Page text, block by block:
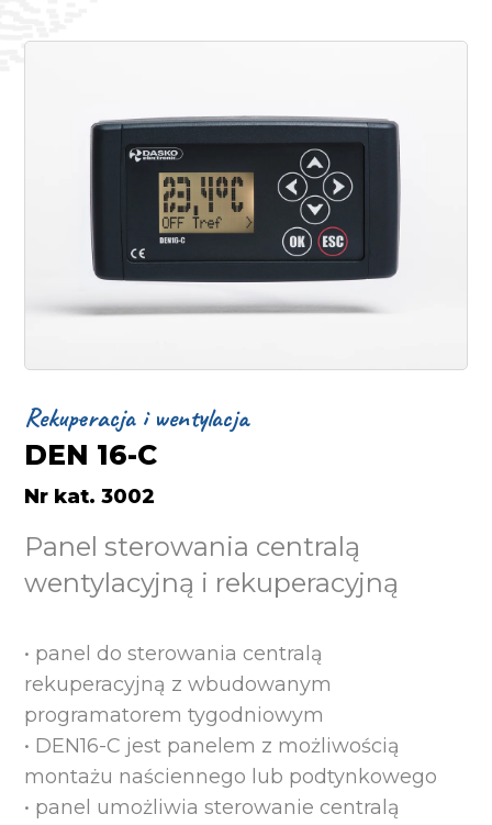
Rekuperacja i wentylacja
DEN 16-C
Nr kat. 3002
Panel sterowania centralą
wentylacyjną i rekuperacyjną
• panel do sterowania centralą
rekuperacyjną z wbudowanym
programatorem tygodniowym
• DEN16-C jest panelem z możliwością
montażu naściennego lub podtynkowego
• panel umożliwia sterowanie centralą